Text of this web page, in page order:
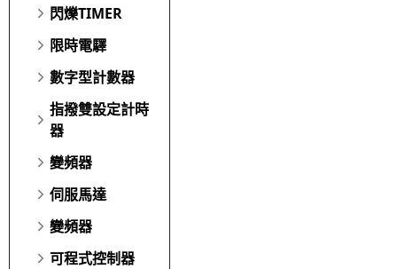
閃爍TIMER
限時電驛
數字型計數器
指撥雙設定計時
器
變頻器
伺服馬達
變頻器
可程式控制器